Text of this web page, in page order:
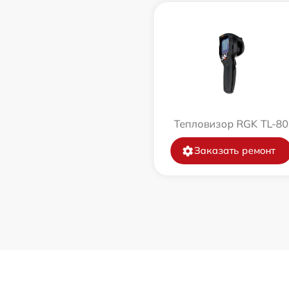
Тепловизор RGK TL-80
Заказать ремонт